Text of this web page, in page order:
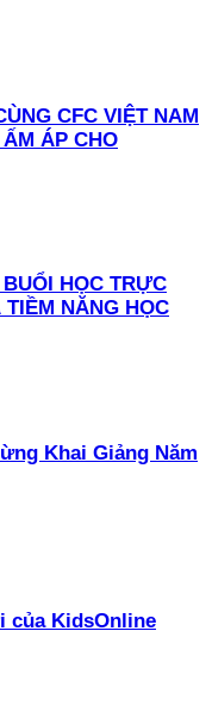
CFC VIỆT NAM
ÁP CHO
HỌC TRỰC
NĂNG HỌC
Khai Giảng Năm
của KidsOnline